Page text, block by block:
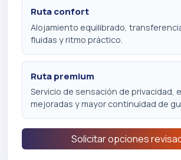
Ruta confort
Alojamiento equilibrado,
fluidas y ritmo práctico.
Ruta premium
Servicio de sensación de privacidad,
mejoradas y mayor continuidad de
Solicitar opciones